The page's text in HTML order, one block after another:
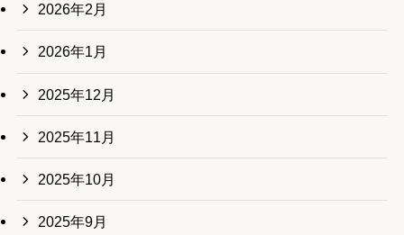
2026年2月
2026年1月
2025年12月
2025年11月
2025年10月
2025年9月